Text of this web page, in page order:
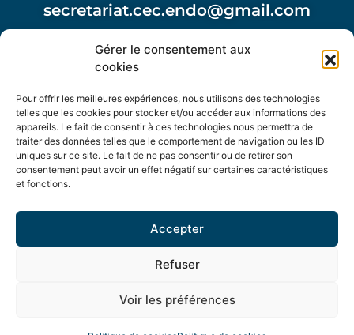
Gérer le consentement aux
cookies
Pour offrir les meilleures expériences, nous utilisons des technologies
telles que les cookies pour stocker et/ou accéder aux informations des
appareils. Le fait de consentir à ces technologies nous permettra de
traiter des données telles que le comportement de navigation ou les ID
uniques sur ce site. Le fait de ne pas consentir ou de retirer son
consentement peut avoir un effet négatif sur certaines caractéristiques
et fonctions.
Accepter
Refuser
Voir les préférences
secretariat.cec.endo@gmail.com
Attention, cette adresse n’est pas à utiliser dans le
cadre d’une urgence post opératoire.
Centre de l'Endométriose Complexe
Bâtiment Le Saphir - 2ème étage - 477 Avenue Jules
Verne - Sorgues
Tous droits réservés –Verseau Web